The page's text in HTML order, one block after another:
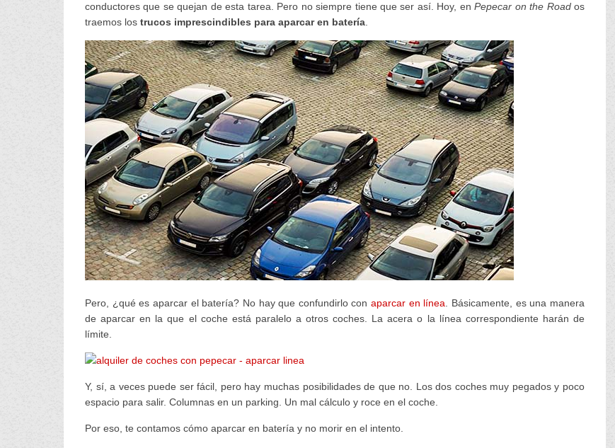
conductores que se quejan de esta tarea. Pero no siempre tiene que ser así. Hoy, enPepecar on the Roados
traemos los trucos imprescindibles para aparcar en batería
Pero, ¿qué es aparcar el batería? No hay que confundirlo conaparcar en línea . Básicamente, es una manera
de aparcar en la que el coche está paralelo a otros coches. La acera o la línea correspondiente harán de
límite.
Y, sí, a veces puede ser fácil, pero hay muchas posibilidades de que no. Los dos coches muy pegados y poco
espacio para salir. Columnas en un parking. Un mal cálculo y roce en el coche.
Por eso, te contamos cómo aparcar en batería y no morir en el intento.